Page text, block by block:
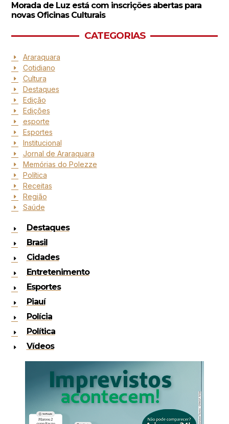
Morada de Luz está com inscrições abertas para
novas Oficinas Culturais
CATEGORIAS
Araraquara
Cotidiano
Cultura
Destaques
Edição
Edições
esporte
Esportes
Institucional
Jornal de Araraquara
Memórias do Polezze
Política
Receitas
Região
Saúde
Destaques
Brasil
Cidades
Entretenimento
Esportes
Piauí
Polícia
Política
Vídeos